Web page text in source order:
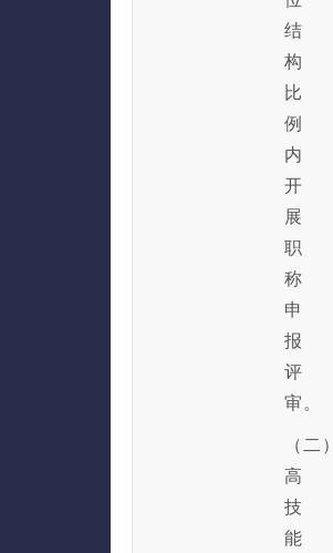
结
构
比
例
内
开
展
职
称
申
报
评
审。
（二）
高
技
能